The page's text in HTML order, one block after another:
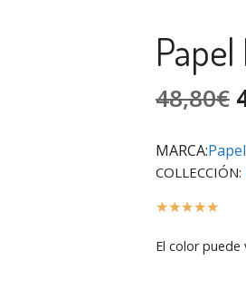
48,80€
MARCA:
COLLECCIÓN:
☆☆☆☆☆
El color puede